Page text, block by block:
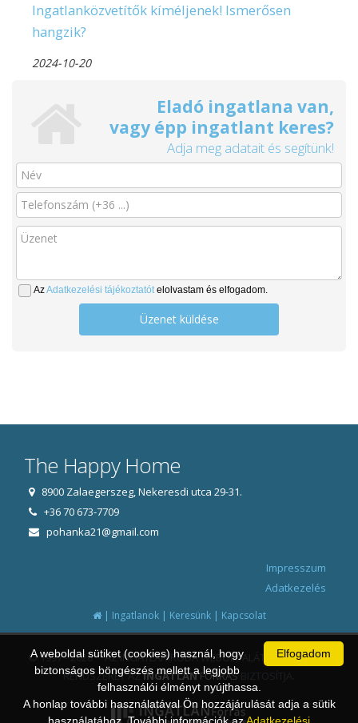
Ingatlanközvetítők kíméljenek! Ismerősen
hangzik?
2024-10-20
Eladó ingatlana van,
vagy épp ingatlant keres?
Adja meg adatait és segítünk!
AzAdatkezelési tájékoztatótelolvastam és elfogadom.
Üzenet küldése
The Happy Home
8900 Zalaegerszeg, Nekeresdi utca 29-31.
+36 70 673-7709
pohanka21@gmail.com
Impresszum
Adatkezelés
| Ingatlanok| Keresünk| Kapcsolat
© 1997 - 2026 AZ INGATLANIRODA WEBOLDALÁT ÉS ÜGYVITELI
RENDSZERÉT AZINGATLANFORRÁSBIZTOSÍTJA.
Elfogadom
A weboldal sütiket (cookies) használ, hogy
biztonságos böngészés mellett a legjobb
felhasználói élményt nyújthassa.
A honlap további használatával Ön hozzájárulását adja a sütik